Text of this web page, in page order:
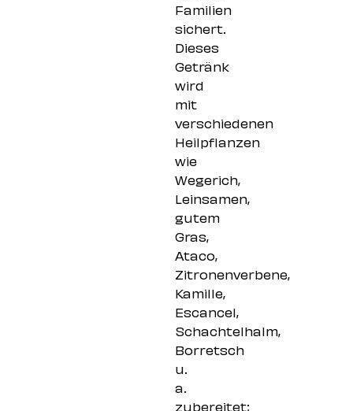
Familien
sichert.
Dieses
Getränk
wird
mit
verschiedenen
Heilpflanzen
wie
Wegerich,
Leinsamen,
gutem
Gras,
Ataco,
Zitronenverbene,
Kamille,
Escancel,
Schachtelhalm,
Borretsch
u.
a.
zubereitet;